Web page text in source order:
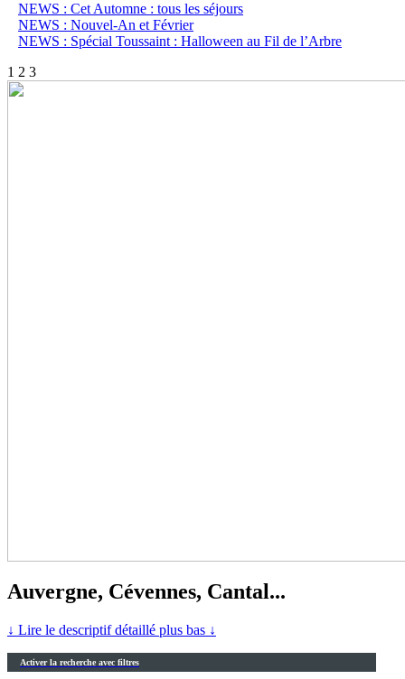
NEWS : Cet Automne : tous les séjours
NEWS : Nouvel-An et Février
NEWS : Spécial Toussaint : Halloween au Fil de l’Arbre
1 2 3
Auvergne, Cévennes, Cantal...
↓ Lire le descriptif détaillé plus bas ↓
Activer la recherche avec filtres